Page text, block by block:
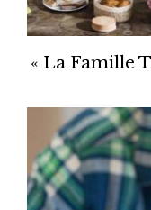
« La Famille